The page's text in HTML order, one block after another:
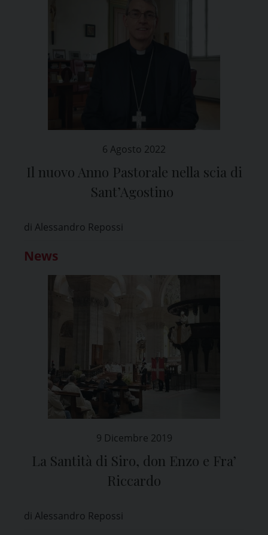
6 Agosto 2022
Il nuovo Anno Pastorale nella scia di
Sant’Agostino
di Alessandro Repossi
News
9 Dicembre 2019
La Santità di Siro, don Enzo e Fra’
Riccardo
di Alessandro Repossi